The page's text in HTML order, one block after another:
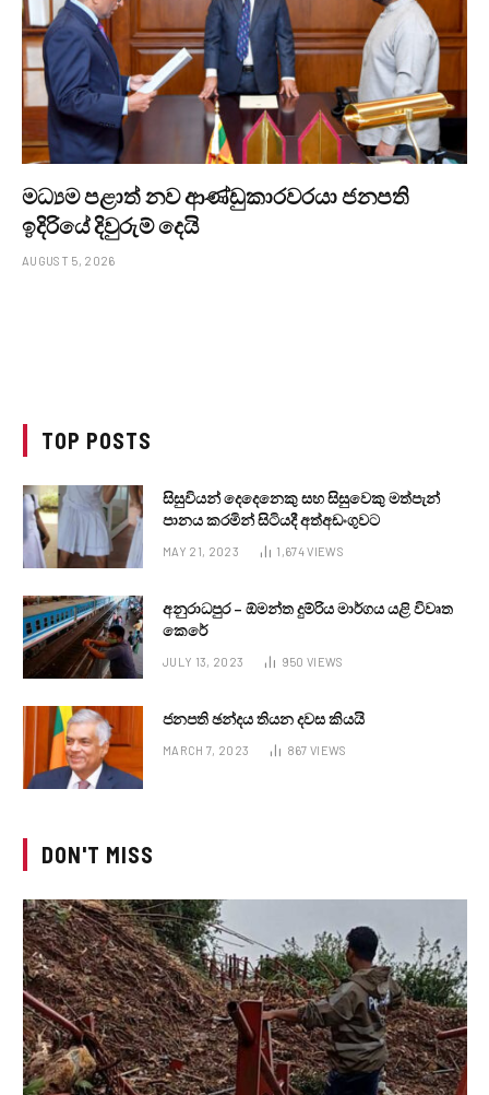
මධ්‍යම පළාත් නව ආණ්ඩුකාරවරයා ජනපති
ඉදිරියේ දිවුරුම් දෙයි
AUGUST 5, 2026
TOP POSTS
සිසුවියන් දෙදෙනෙකු සහ සිසුවෙකු මත්පැන්
පානය කරමින් සිටියදී අත්අඩංගුවට
MAY 21, 2023 1,674VIEWS
අනුරාධපුර – ඕමන්ත දුම්රිය මාර්ගය යළි විවෘත
කෙරේ
JULY 13, 2023 950 VIEWS
ජනපති ඡන්දය තියන දවස කියයි
MARCH 7, 2023 867 VIEWS
DON'T MISS